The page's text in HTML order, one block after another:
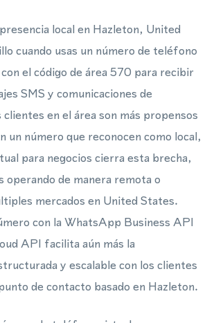
local en Hazleton, United
cuando usas un número de teléfono
el código de área 570 para recibir
SMS y comunicaciones de
en el área son más propensos
un número que reconocen como local,
para negocios cierra esta brecha,
operando de manera remota o
mercados en United States.
con la WhatsApp Business API
API facilita aún más la
y escalable con los clientes
de contacto basado en Hazleton.